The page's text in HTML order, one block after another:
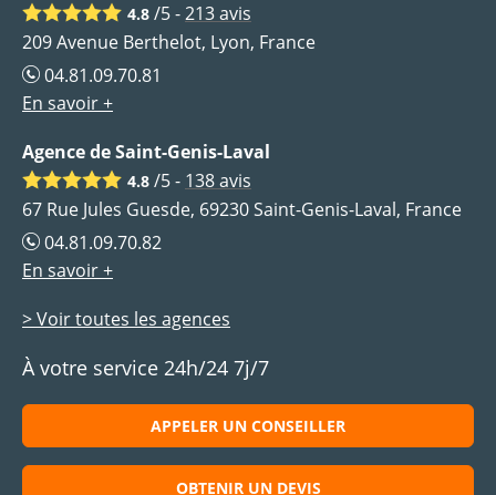
4.8 /5 -213avis
209 Avenue Berthelot, Lyon, France
04.81.09.70.81
En savoir +
Agence de Saint-Genis-Laval
4.8 /5 - 138avis
67 Rue Jules Guesde, 69230 Saint-Genis-Laval, France
04.81.09.70.82
En savoir +
> Voir toutes les agences
À votre service 24h/24 7j/7
APPELER UN CONSEILLER
OBTENIR UN DEVIS